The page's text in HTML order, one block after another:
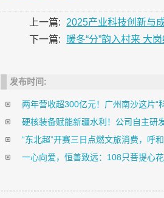
上一篇:
2025产业科技创新与
下一篇:
暖冬“分”韵入村来 大
发布时间:
两年营收超300亿元！广州南沙这片“
硬核装备赋能新疆水利！公司自主研
“东北超”开赛三日点燃文旅消费，呼和
一心向爱，恒善致远：108只菩提心花